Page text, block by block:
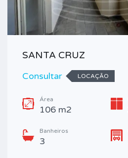
SANTA CRUZ
Consultar
LOCAÇÃO
Área
106 m2
Banheiros
3